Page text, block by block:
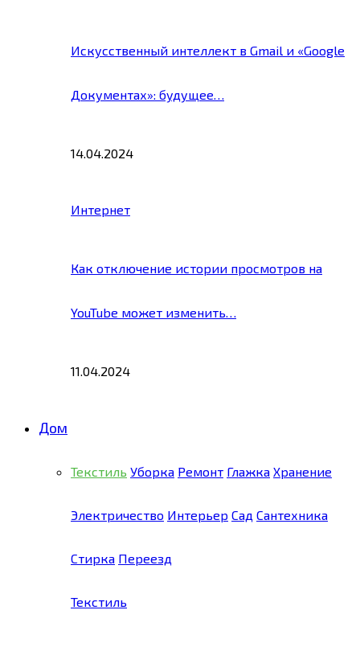
Искусственный интеллект в Gmail и «Google
Документах»: будущее…
14.04.2024
Интернет
Как отключение истории просмотров на
YouTube может изменить…
11.04.2024
Дом
Текстиль Уборка Ремонт Глажка Хранение
Электричество Интерьер Сад Сантехника
Стирка Переезд
Текстиль